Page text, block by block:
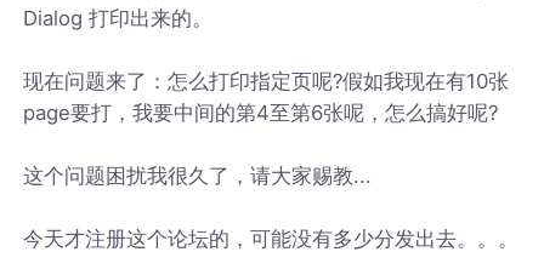
Dialog 打印出来的。
现在问题来了：怎么打印指定页呢?假如我现在有10张
page要打，我要中间的第4至第6张呢，怎么搞好呢?
这个问题困扰我很久了，请大家赐教...
今天才注册这个论坛的，可能没有多少分发出去。。。